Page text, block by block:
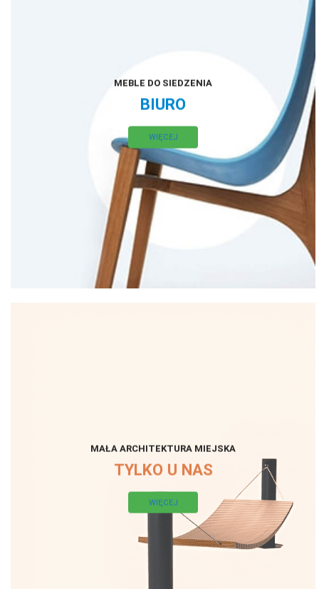
MEBLE DO SIEDZENIA
BIURO
WIĘCEJ
MAŁA ARCHITEKTURA MIEJSKA
TYLKO U NAS
WIĘCEJ